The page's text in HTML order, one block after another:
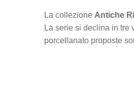
La collezione Antiche
La serie si declina in tre
porcellanato proposte